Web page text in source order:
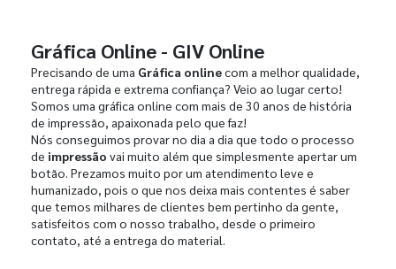
Gráfica Online - GIV Online
Precisando de uma Gráfica onlinecom a melhor qualidade,
entrega rápida e extrema confiança? Veio ao lugar certo!
Somos uma gráfica online com mais de 30 anos de história
de impressão, apaixonada pelo que faz!
Nós conseguimos provar no dia a dia que todo o processo
de impressão vai muito além que simplesmente apertar um
botão. Prezamos muito por um atendimento leve e
humanizado, pois o que nos deixa mais contentes é saber
que temos milhares de clientes bem pertinho da gente,
satisfeitos com o nosso trabalho, desde o primeiro
contato, até a entrega do material.